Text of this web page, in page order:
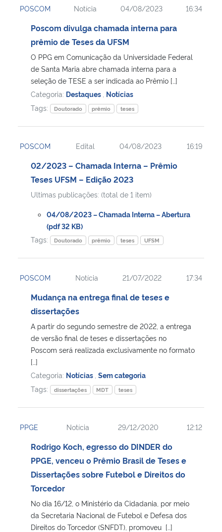
Ministério da Cidadania
Ministério de Minas e Energia
Ministério da Ciência, Tecnologia, Inovações e Comunicações
Ministério do Meio Ambiente
Ministério do Desenvolvimento Regional
Controladoria-Geral da União
Ministério da Mulher, da Família e dos Direitos Humanos
Secretaria-Geral
Gabinete de Segurança Institucional
Advocacia-Geral da União
Banco Central do Brasil
POSCOM Notícia 04/08/2023 16:34
Poscom divulga chamada interna para
prêmio de Teses da UFSM
O PPG em Comunicação da Universidade Federal
de Santa Maria abre chamada interna para a
seleção de TESE a ser indicada ao Prêmio […]
Categoria: Destaques Notícias
Tags:
Doutorado prêmio teses
POSCOM Edital 04/08/2023 16:19
02/2023 – Chamada Interna – Prêmio
Teses UFSM – Edição 2023
Ultimas publicações: (total de 1 item)
04/08/2023 – Chamada Interna – Abertura
(pdf 32 KB)
Tags:
Doutorado prêmio teses UFSM
POSCOM Notícia 21/07/2022 17:34
Mudança na entrega final de teses e
dissertações
A partir do segundo semestre de 2022, a entrega
de versão final de teses e dissertações no
Poscom será realizada exclusivamente no formato
[…]
Categoria: Notícias Sem categoria
Tags:
dissertações MDT teses
PPGE Notícia 29/12/2020 12:12
Rodrigo Koch, egresso do DINDER do
PPGE, venceu o Prêmio Brasil de Teses e
Dissertações sobre Futebol e Direitos do
Torcedor
No dia 16/12, o Ministério da Cidadania, por meio
da Secretaria Nacional de Futebol e Defesa dos
Direitos do Torcedor (SNFDT), promoveu […]